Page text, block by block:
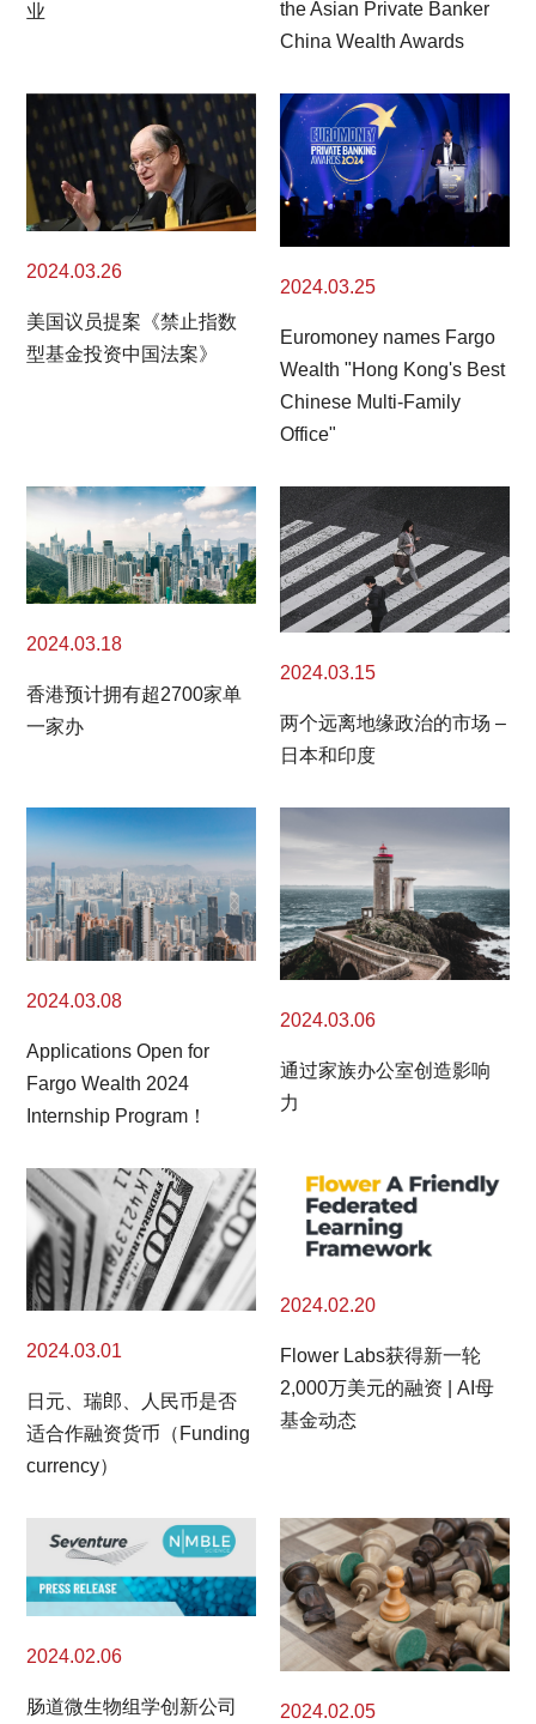
业
the Asian Private Banker
China Wealth Awards
2024.03.26
美国议员提案《禁止指数
型基金投资中国法案》
2024.03.25
Euromoney names Fargo
Wealth "Hong Kong's Best
Chinese Multi-Family
Office"
2024.03.18
香港预计拥有超2700家单
一家办
2024.03.15
两个远离地缘政治的市场 –
日本和印度
2024.03.08
Applications Open for
Fargo Wealth 2024
Internship Program！
2024.03.06
通过家族办公室创造影响
力
2024.03.01
日元、瑞郎、人民币是否
适合作融资货币（Funding
currency）
2024.02.20
Flower Labs获得新一轮
2,000万美元的融资 | AI母
基金动态
2024.02.06
肠道微生物组学创新公司
2024.02.05